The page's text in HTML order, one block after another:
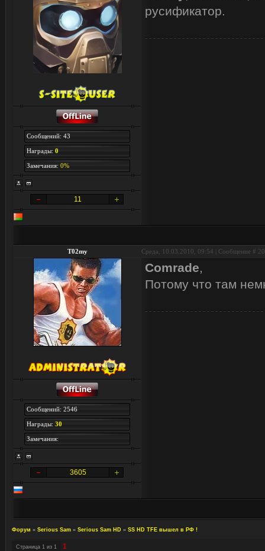
Сообщений: 43
Награды: 0
Замечания: 0%
11
русификатор.
T02my Среда, 10.03.2010, 09:54 | Сообщение # 20
Сообщений: 2546
Награды: 30
Замечания:
3605
Comrade,
Потому что там
Форум » Serious Sam » Serious Sam HD » SS HD TFE вышел в РФ !
Страница 1 из 1 1